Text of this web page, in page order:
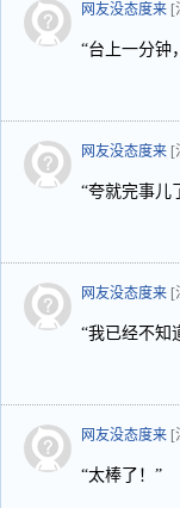
网友没态度来 [
“台上一分钟
网友没态度来 [
“夸就完事儿
网友没态度来 [
“我已经不知
网友没态度来 [
“太棒了！”